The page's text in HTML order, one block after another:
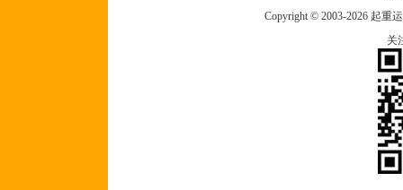
Copyright © 2003-2026 起重
关